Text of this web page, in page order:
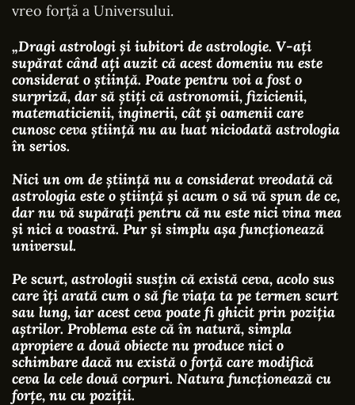
vreo forță a Universului.
„Dragi astrologi și iubitori de astrologie. V-ați
supărat când ați auzit că acest domeniu nu este
considerat o știință. Poate pentru voi a fost o
surpriză, dar să știți că astronomii, fizicienii,
matematicienii, inginerii, cât și oamenii care
cunosc ceva știință nu au luat niciodată astrologia
în serios.
Nici un om de știință nu a considerat vreodată că
astrologia este o știință și acum o să vă spun de ce,
dar nu vă supărați pentru că nu este nici vina mea
și nici a voastră. Pur și simplu așa funcționează
universul.
Pe scurt, astrologii susțin că există ceva, acolo sus
care îți arată cum o să fie viața ta pe termen scurt
sau lung, iar acest ceva poate fi ghicit prin poziția
aștrilor. Problema este că în natură, simpla
apropiere a două obiecte nu produce nici o
schimbare dacă nu există o forță care modifică
ceva la cele două corpuri. Natura funcționează cu
forțe, nu cu poziții.